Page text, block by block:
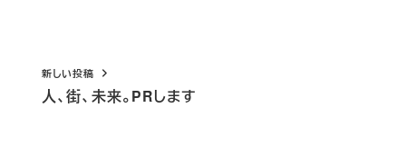
新しい投稿
人、街、未来。PRします